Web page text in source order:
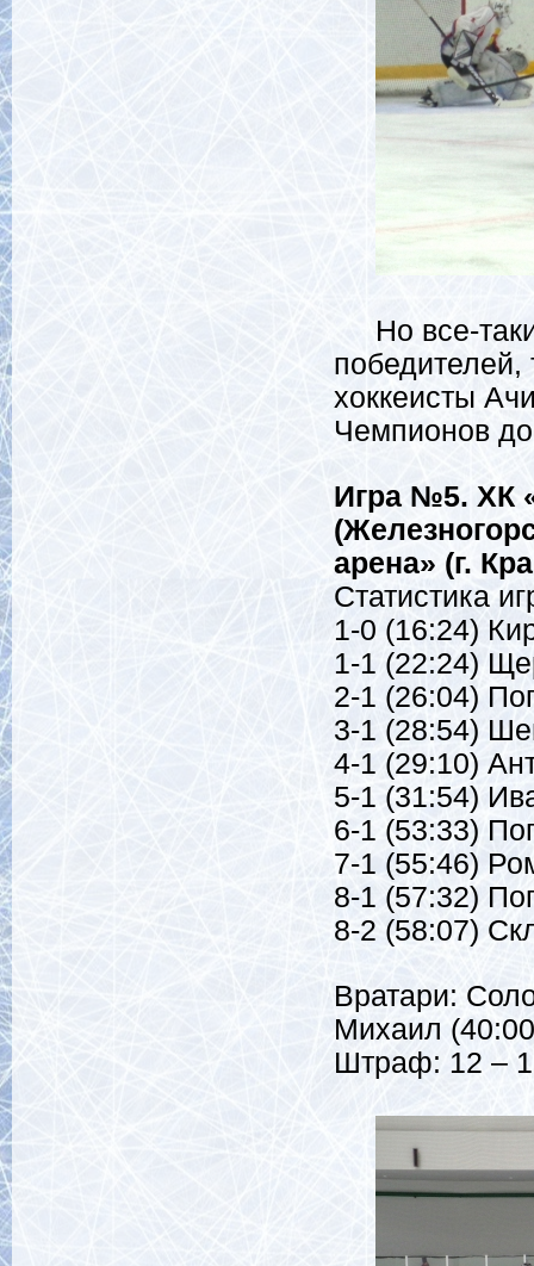
Но все-таки,
хоккеисты
Чемпионов
Игра №5. ХК
арена» (г.
Статистика
1-0 (16:24)
1-1 (22:24)
2-1 (26:04)
3-1 (28:54)
4-1 (29:10)
5-1 (31:54)
6-1 (53:33)
7-1 (55:46)
8-1 (57:32)
8-2 (58:07)
Вратари:
Михаил
Штраф: 12 –